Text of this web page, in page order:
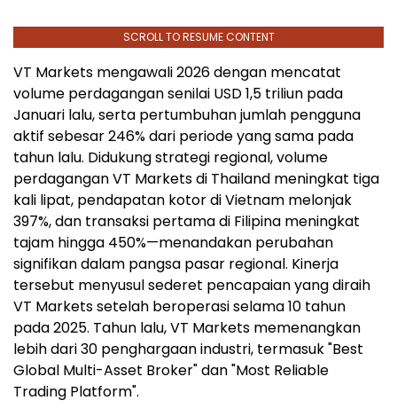
SCROLL TO RESUME CONTENT
VT Markets mengawali 2026 dengan mencatat
volume perdagangan senilai USD 1,5 triliun pada
Januari lalu, serta pertumbuhan jumlah pengguna
aktif sebesar 246% dari periode yang sama pada
tahun lalu. Didukung strategi regional, volume
perdagangan VT Markets di Thailand meningkat tiga
kali lipat, pendapatan kotor di Vietnam melonjak
397%, dan transaksi pertama di Filipina meningkat
tajam hingga 450%—menandakan perubahan
signifikan dalam pangsa pasar regional. Kinerja
tersebut menyusul sederet pencapaian yang diraih
VT Markets setelah beroperasi selama 10 tahun
pada 2025. Tahun lalu, VT Markets memenangkan
lebih dari 30 penghargaan industri, termasuk "Best
Global Multi-Asset Broker" dan "Most Reliable
Trading Platform".